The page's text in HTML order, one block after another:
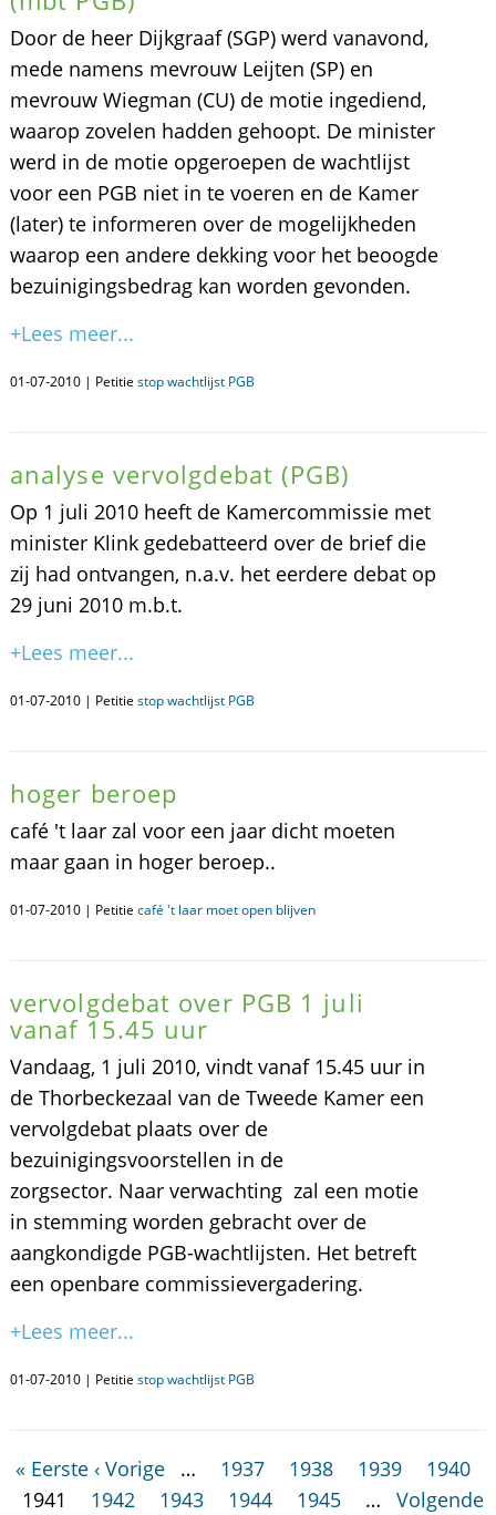
Door de heer Dijkgraaf (SGP) werd vanavond,
mede namens mevrouw Leijten (SP) en
mevrouw Wiegman (CU) de motie ingediend,
waarop zovelen hadden gehoopt. De minister
werd in de motie opgeroepen de wachtlijst
voor een PGB niet in te voeren en de Kamer
(later) te informeren over de mogelijkheden
waarop een andere dekking voor het beoogde
bezuinigingsbedrag kan worden gevonden.
+Lees meer...
01-07-2010 | Petitie stop wachtlijst PGB
analyse vervolgdebat (PGB)
Op 1 juli 2010 heeft de Kamercommissie met
minister Klink gedebatteerd over de brief die
zij had ontvangen, n.a.v. het eerdere debat op
29 juni 2010 m.b.t.
+Lees meer...
01-07-2010 | Petitie stop wachtlijst PGB
hoger beroep
café 't laar zal voor een jaar dicht moeten
maar gaan in hoger beroep..
01-07-2010 | Petitie café 't laar moet open blijven
vervolgdebat over PGB 1 juli
vanaf 15.45 uur
Vandaag, 1 juli 2010, vindt vanaf 15.45 uur in
de Thorbeckezaal van de Tweede Kamer een
vervolgdebat plaats over de
bezuinigingsvoorstellen in de
zorgsector. Naar verwachting zal een motie
in stemming worden gebracht over de
aangkondigde PGB-wachtlijsten. Het betreft
een openbare commissievergadering.
+Lees meer...
01-07-2010 | Petitie stop wachtlijst PGB
« Eerste ‹ Vorige … 1937 1938 1939
1940
1941
1942 1943 1944 1945 …
Volgende